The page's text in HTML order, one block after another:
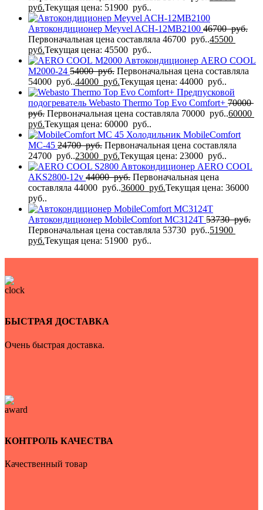
руб.Текущая цена: 51900 руб..
Автокондиционер Meyvel ACH-12MB2100 46700руб.
Первоначальная цена составляла 46700 руб..45500
руб.Текущая цена: 45500 руб..
Автокондиционер AERO COOL
M2000-24 54000руб. Первоначальная цена составляла
54000 руб..44000 руб.Текущая цена: 44000 руб..
Предпусковой
подогреватель Webasto Thermo Top Evo Comfort+ 70000
руб. Первоначальная цена составляла 70000 руб..60000
руб.Текущая цена: 60000 руб..
Холодильник MobileComfort
MC-45 24700руб. Первоначальная цена составляла
24700 руб..23000 руб.Текущая цена: 23000 руб..
Автокондиционер AERO COOL
AKS2800-12v 44000руб. Первоначальная цена
составляла 44000 руб..36000 руб.Текущая цена: 36000
руб..
Автокондиционер MobileComfort MC3124T 53730руб.
Первоначальная цена составляла 53730 руб..51900
руб.Текущая цена: 51900 руб..
БЫСТРАЯ ДОСТАВКА
Очень быстрая доставка.
КОНТРОЛЬ КАЧЕСТВА
Качественный товар